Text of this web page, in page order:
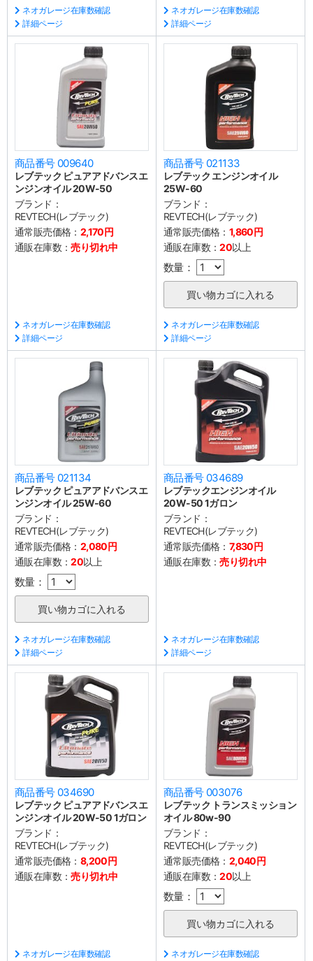
ネオガレージ在庫数確認
詳細ページ
ネオガレージ在庫数確認
詳細ページ
商品番号 009640
レブテック ピュアアドバンスエ
ンジンオイル 20W-50
ブランド：
REVTECH(レブテック)
通常販売価格： 2,170円
通販在庫数：売り切れ中
ネオガレージ在庫数確認
詳細ページ
商品番号 021133
レブテック エンジンオイル
25W-60
ブランド：
REVTECH(レブテック)
通常販売価格： 1,860円
通販在庫数：20以上
数量：
ネオガレージ在庫数確認
詳細ページ
商品番号 021134
レブテック ピュアアドバンスエ
ンジンオイル 25W-60
ブランド：
REVTECH(レブテック)
通常販売価格： 2,080円
通販在庫数：20以上
数量：
ネオガレージ在庫数確認
詳細ページ
商品番号 034689
レブテックエンジンオイル
20W-50 1ガロン
ブランド：
REVTECH(レブテック)
通常販売価格： 7,830円
通販在庫数：売り切れ中
ネオガレージ在庫数確認
詳細ページ
商品番号 034690
レブテック ピュアアドバンスエ
ンジンオイル 20W-50 1ガロン
ブランド：
REVTECH(レブテック)
通常販売価格： 8,200円
通販在庫数：売り切れ中
ネオガレージ在庫数確認
商品番号 003076
レブテック トランスミッション
オイル 80w-90
ブランド：
REVTECH(レブテック)
通常販売価格： 2,040円
通販在庫数：20以上
数量：
ネオガレージ在庫数確認